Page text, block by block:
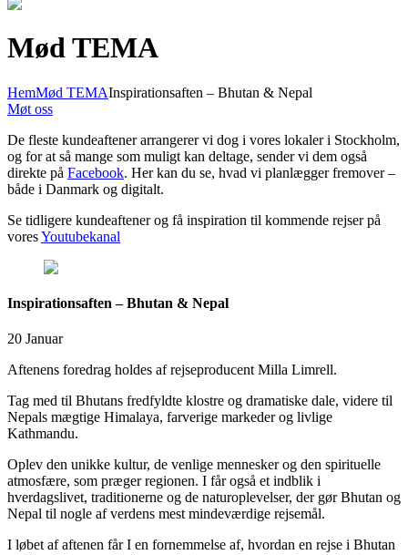
Mød TEMA
HemMød TEMAInspirationsaften – Bhutan & Nepal
Møt oss
De fleste kundeaftener arrangerer vi dog i vores lokaler i Stockholm,
og for at så mange som muligt kan deltage, sender vi dem også
direkte på Facebook. Her kan du se, hvad vi planlægger fremover –
både i Danmark og digitalt.
Se tidligere kundeaftener og få inspiration til kommende rejser på
voresYoutubekanal
Inspirationsaften – Bhutan & Nepal
20 Januar
Aftenens foredrag holdes af rejseproducent Milla Limrell.
Tag med til Bhutans fredfyldte klostre og dramatiske dale, videre til
Nepals mægtige Himalaya, farverige markeder og livlige
Kathmandu.
Oplev den unikke kultur, de venlige mennesker og den spirituelle
atmosfære, som præger regionen. I får også et indblik i
hverdagslivet, traditionerne og de naturoplevelser, der gør Bhutan og
Nepal til nogle af verdens mest mindeværdige rejsemål.
I løbet af aftenen får I en fornemmelse af, hvordan en rejse i Bhutan